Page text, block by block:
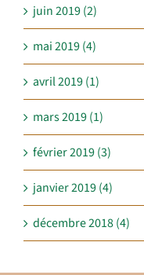
juin 2019 (2)
mai 2019 (4)
avril 2019 (1)
mars 2019 (1)
février 2019 (3)
janvier 2019 (4)
décembre 2018 (4)